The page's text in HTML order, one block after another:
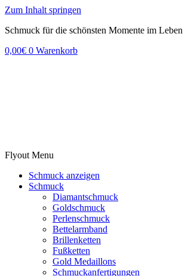
Zum Inhalt springen
Schmuck für die schönsten Momente im Leben
0,00€ 0 Warenkorb
Flyout Menu
Schmuck anzeigen
Schmuck
Diamantschmuck
Goldschmuck
Perlenschmuck
Bettelarmband
Brillenketten
Fußketten
Gold Medaillons
Schmuckanfertigungen